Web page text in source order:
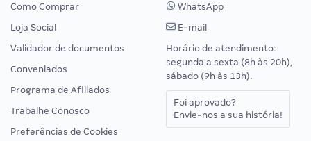
Como Comprar
Loja Social
Validador de documentos
Conveniados
Programa de Afiliados
Trabalhe Conosco
Preferências de Cookies
WhatsApp
E-mail
Horário de atendimento:
segunda a sexta (8h às 20h),
sábado (9h às 13h).
Foi aprovado?
Envie-nos a sua história!